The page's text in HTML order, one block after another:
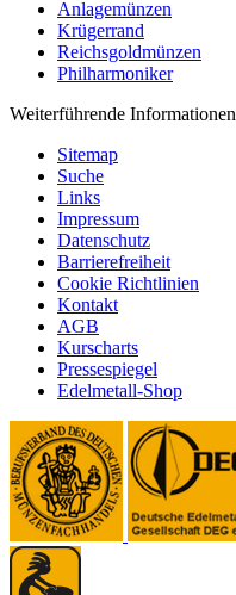
Anlagemünzen
Krügerrand
Reichsgoldmünzen
Philharmoniker
Weiterführende Informationen
Sitemap
Suche
Links
Impressum
Datenschutz
Barrierefreiheit
Cookie Richtlinien
Kontakt
AGB
Kurscharts
Pressespiegel
Edelmetall-Shop